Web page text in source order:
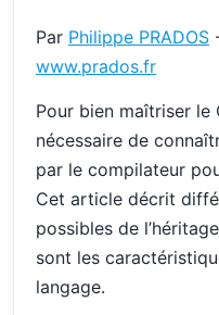
Par Philippe PRADOS
www.prados.fr
Pour bien maîtriser le
nécessaire de
par le compilateur
Cet article décrit
possibles de
sont les
langage.